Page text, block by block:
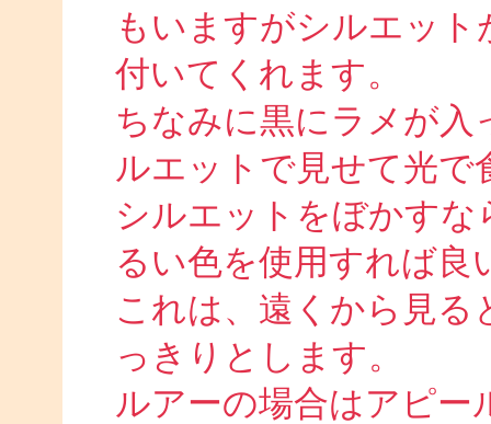
もいますがシルエッ
付いてくれます。
ちなみに黒にラメが
ルエットで見せて光で
シルエットをぼかす
るい色を使用すれば良
これは、遠くから見
っきりとします。
ルアーの場合はアピー